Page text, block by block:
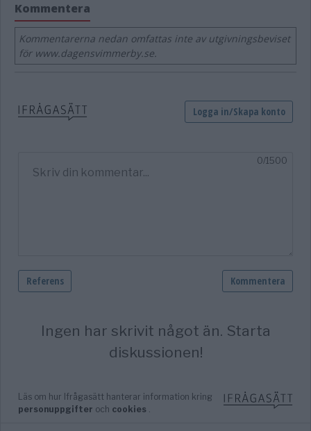
Kommentera
Kommentarerna nedan omfattas inte av utgivningsbeviset
för www.dagensvimmerby.se.